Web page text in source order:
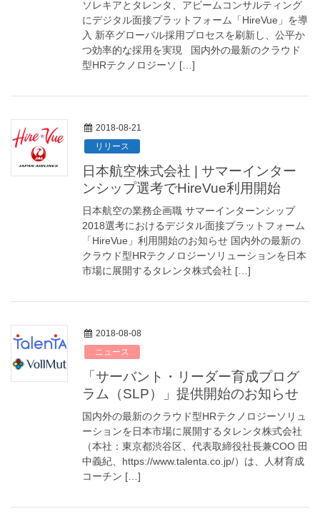
ソレキアとタレンタ、アビームコンサルティング
にデジタル面接プラットフォーム「HireVue」を導
入 新卒グローバル採用プロセスを刷新し、公平か
つ効率的な採用を実現 国内外の最新のクラウド
型HRテクノロジーソ […]
2018-08-21
リリース
日本航空株式会社 | サマーインター
ンシップ選考でHireVue利用開始
日本航空の業務企画職 サマーインターンシップ
2018選考におけるデジタル面接プラットフォーム
「HireVue」利用開始のお知らせ 国内外の最新の
クラウド型HRテクノロジーソリューションを日本
市場に展開するタレンタ株式会社 […]
2018-08-08
ニュース
「サーバント・リーダー育成プログ
ラム（SLP）」提供開始のお知らせ
国内外の最新のクラウド型HRテクノロジーソリュ
ーションを日本市場に展開するタレンタ株式会社
（本社：東京都渋谷区、代表取締役社長兼COO 田
中義紀、https://www.talenta.co.jp/）は、人材育成
コーチン […]